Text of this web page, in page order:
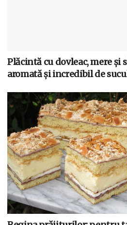
Plăcintă cu dovleac, mere și
aromată și incredibil de